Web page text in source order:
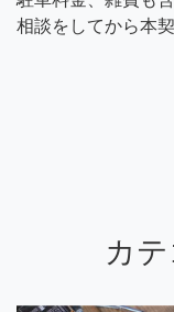
相談をしてから本
カ